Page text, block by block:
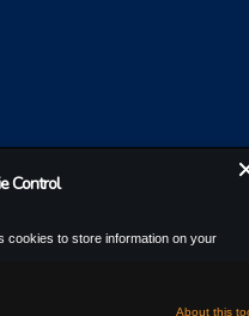
Control
cookies to store information on your
About this